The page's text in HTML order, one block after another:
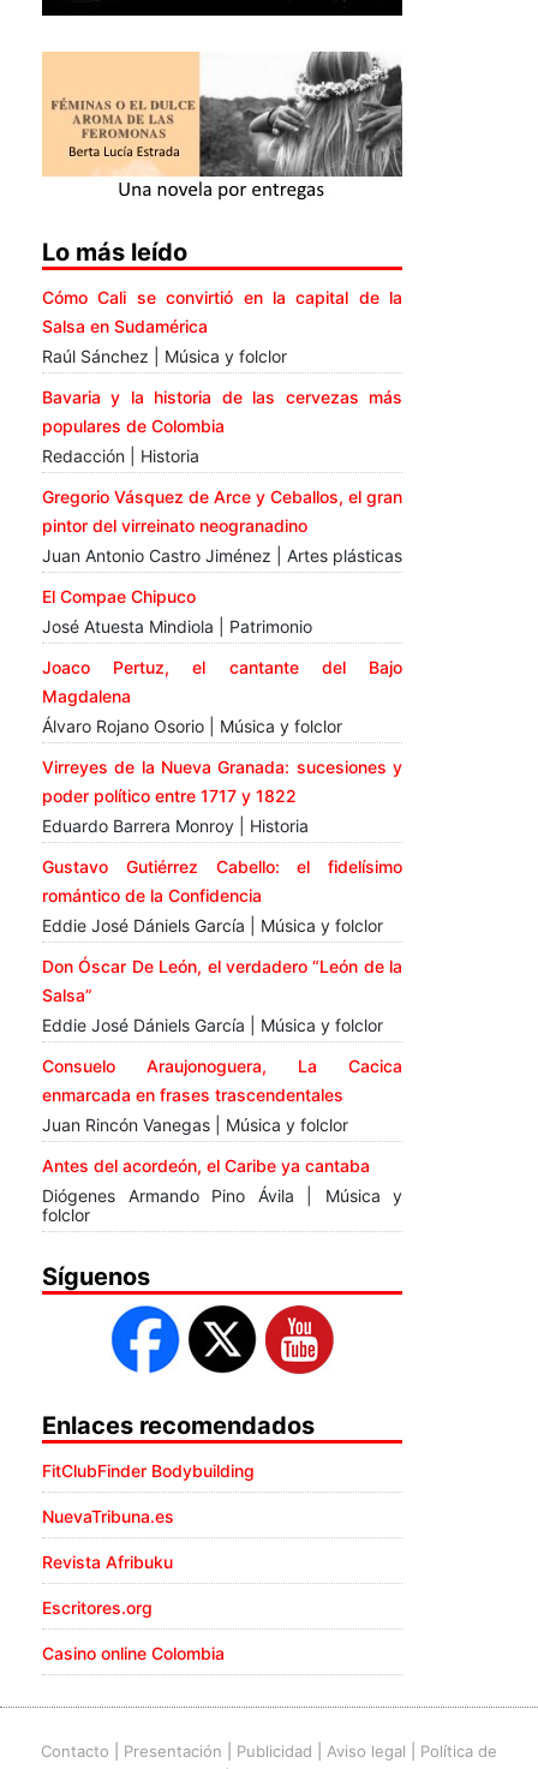
Lo más leído
Cómo Cali se convirtió en la capital de la
Salsa en Sudamérica
Raúl Sánchez | Música y folclor
Bavaria y la historia de las cervezas más
populares de Colombia
Redacción | Historia
Gregorio Vásquez de Arce y Ceballos, el gran
pintor del virreinato neogranadino
Juan Antonio Castro Jiménez | Artes plásticas
El Compae Chipuco
José Atuesta Mindiola | Patrimonio
Joaco Pertuz, el cantante del Bajo
Magdalena
Álvaro Rojano Osorio | Música y folclor
Virreyes de la Nueva Granada: sucesiones y
poder político entre 1717 y 1822
Eduardo Barrera Monroy | Historia
Gustavo Gutiérrez Cabello: el fidelísimo
romántico de la Confidencia
Eddie José Dániels García | Música y folclor
Don Óscar De León, el verdadero “León de la
Salsa”
Eddie José Dániels García | Música y folclor
Consuelo Araujonoguera, La Cacica
enmarcada en frases trascendentales
Juan Rincón Vanegas | Música y folclor
Antes del acordeón, el Caribe ya cantaba
Diógenes Armando Pino Ávila | Música y
folclor
Síguenos
Enlaces recomendados
FitClubFinder Bodybuilding
NuevaTribuna.es
Revista Afribuku
Escritores.org
Casino online Colombia
Contacto Presentación Publicidad Aviso legal
Política de